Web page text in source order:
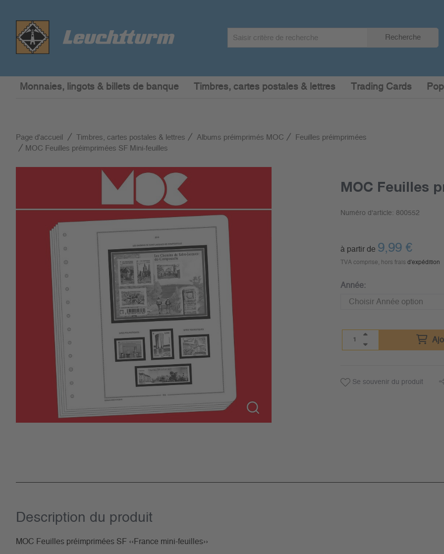
Recherche
Monnaies, lingots & billets de banque Timbres, cartes postales & lettres Trading Cards
Page d'accueil Timbres, cartes postales & lettres Albums préimprimés MOC
Feuilles préimprimées
MOC Feuilles préimprimées SF Mini-feuilles
MOC Feuilles
Numéro d'article: 800552
à partir de 9,99 €
TVA comprise, hors frais d'expédition
Année:
Se souvenir du produit
Description du­ produit
MOC Feuilles préimprimées SF ‹‹France mini-feuilles››